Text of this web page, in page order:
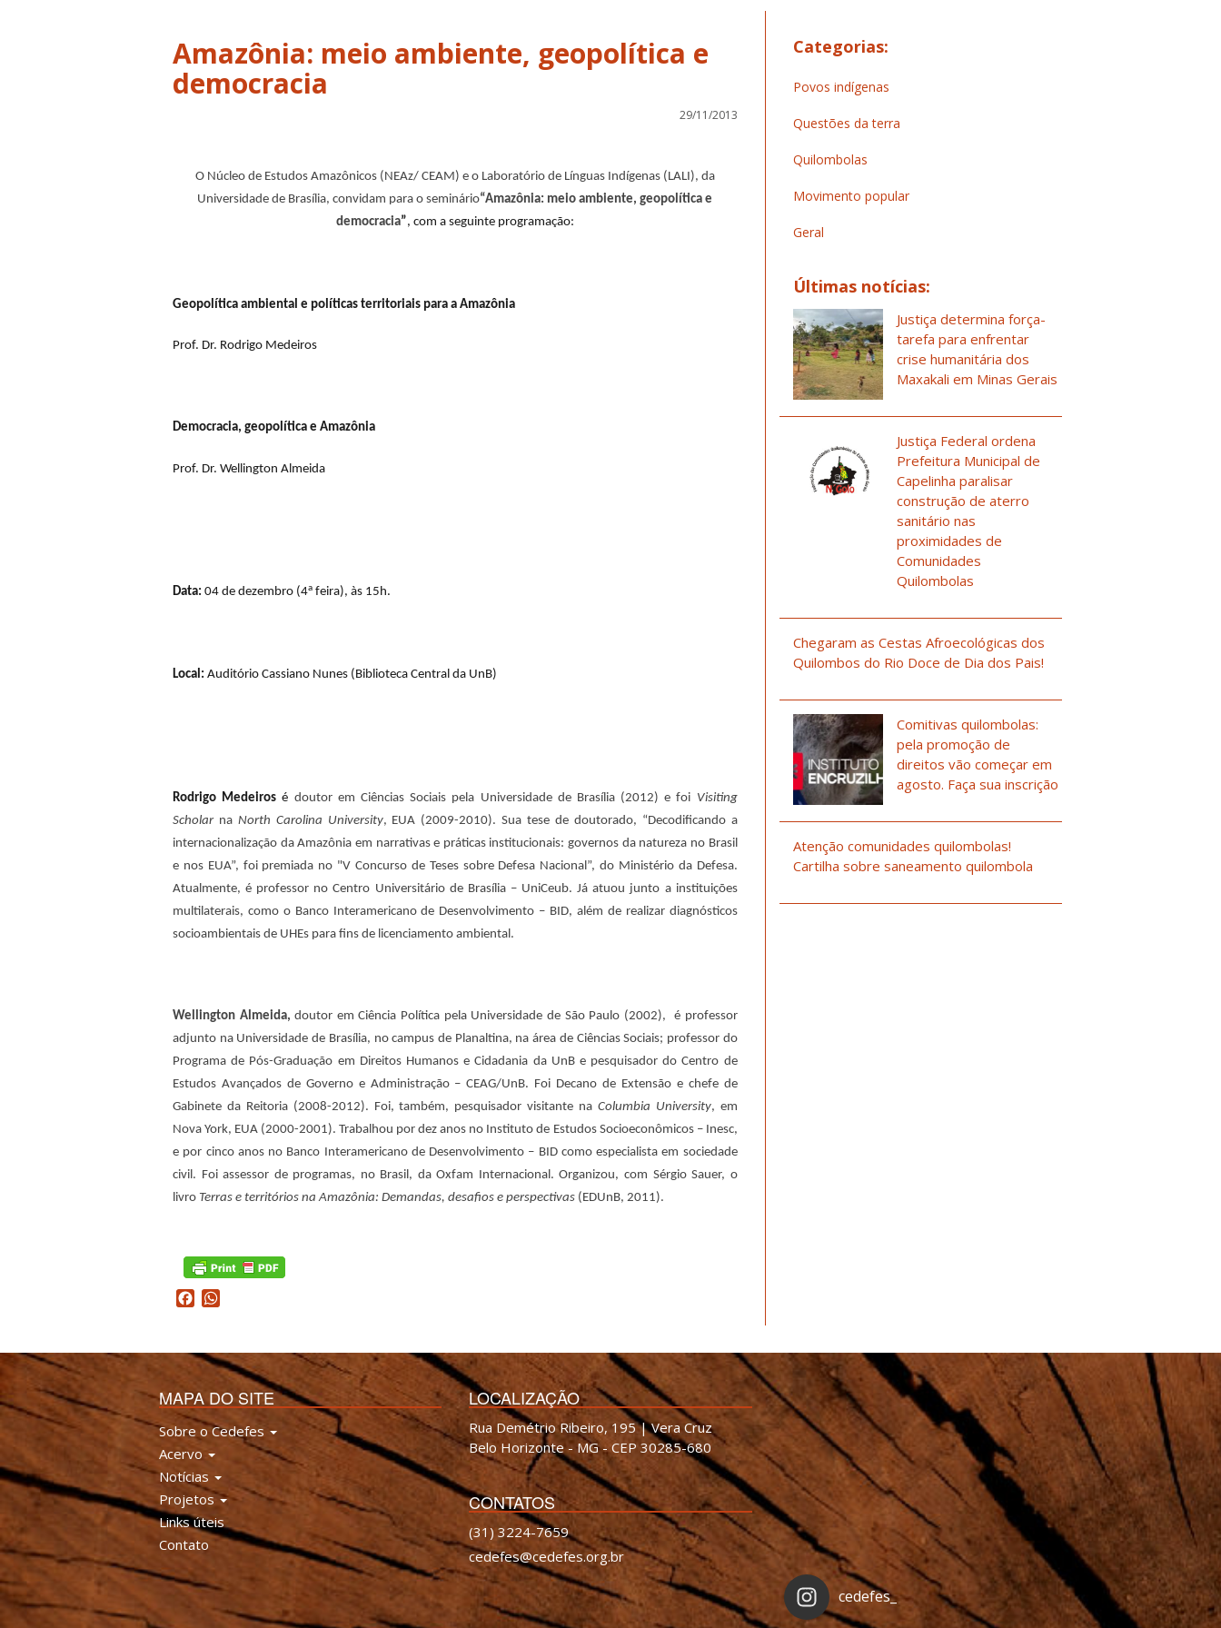
Amazônia: meio ambiente, geopolítica e
29/11/2013
O Núcleo de Estudos Amazônicos (NEAz/ CEAM) e o Laboratório de Línguas Indígenas (LALI), da
Universidade de Brasília, convidam para o seminário“Amazônia: meio ambiente, geopolítica e
democracia”, com a seguinte programação:
Geopolítica ambiental e políticas territoriais para a Amazônia
Prof. Dr. Rodrigo Medeiros
Democracia, geopolítica e Amazônia
Prof. Dr. Wellington Almeida
Data: 04 de dezembro (4a feira), às 15h.
Local: Auditório Cassiano Nunes (Biblioteca Central da UnB)
Rodrigo Medeiros é doutor em Ciências Sociais pela Universidade de Brasília (2012) e foi Visiting
Scholarna North Carolina University, EUA (2009-2010). Sua tese de doutorado, “Decodificando a
internacionalização da Amazônia em narrativas e práticas institucionais: governos da natureza no Brasil
e nos EUA”, foi premiada no "V Concurso de Teses sobre Defesa Nacional”, do Ministério da Defesa.
Atualmente, é professor no Centro Universitário de Brasília – UniCeub. Já atuou junto a instituições
multilaterais, como o Banco Interamericano de Desenvolvimento – BID, além de realizar diagnósticos
socioambientais de UHEs para fins de licenciamento ambiental.
Wellington Almeida,doutor em Ciência Política pela Universidade de São Paulo (2002), é professor
adjunto na Universidade de Brasília, no campus de Planaltina, na área de Ciências Sociais; professor do
Programa de Pós-Graduação em Direitos Humanos e Cidadania da UnB e pesquisador do Centro de
Estudos Avançados de Governo e Administração – CEAG/UnB. Foi Decano de Extensão e chefe de
Gabinete da Reitoria (2008-2012). Foi, também, pesquisador visitante na Columbia University, em
Nova York, EUA (2000-2001). Trabalhou por dez anos no Instituto de Estudos Socioeconômicos – Inesc,
e por cinco anos no Banco Interamericano de Desenvolvimento – BID como especialista em sociedade
civil. Foi assessor de programas, no Brasil, da Oxfam Internacional. Organizou, com Sérgio Sauer, o
livro Terras e territórios na Amazônia: Demandas, desafios e perspectivas (EDUnB, 2011).
Facebook
Categorias:
Povos indígenas
Questões da terra
Quilombolas
Movimento popular
Geral
Últimas notícias:
Justiça determina força-
tarefa para enfrentar
crise humanitária dos
Maxakali em Minas Gerais
Justiça Federal ordena
Prefeitura Municipal de
Capelinha paralisar
construção de aterro
sanitário nas
proximidades de
Comunidades
Quilombolas
Chegaram as Cestas Afroecológicas dos
Quilombos do Rio Doce de Dia dos Pais!
Comitivas quilombolas:
pela promoção de
direitos vão começar em
agosto. Faça sua inscrição
Atenção comunidades quilombolas!
Cartilha sobre saneamento quilombola
MAPA DO SITE
Sobre o Cedefes
Acervo
Notícias
Projetos
Links úteis
Contato
LOCALIZAÇÃO
Rua Demétrio Ribeiro, 195 | Vera Cruz
Belo Horizonte - MG - CEP 30285-680
CONTATOS
(31) 3224-7659
cedefes@cedefes.org.br
cedefes_